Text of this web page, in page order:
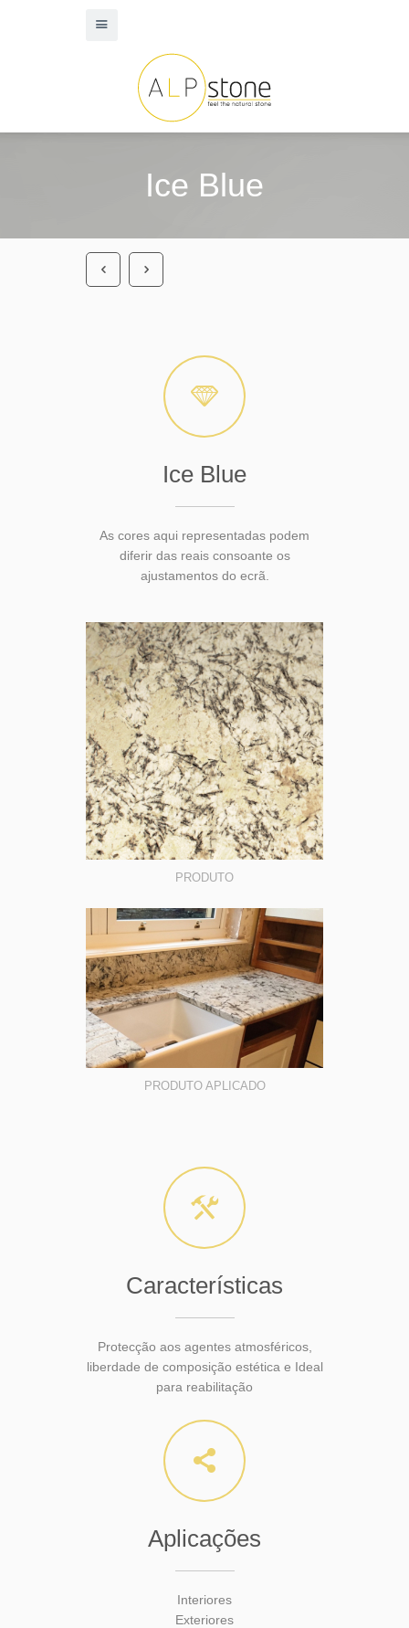
Ice Blue
Ice Blue
As cores aqui representadas podem
diferir das reais consoante os
ajustamentos do ecrã.
PRODUTO
PRODUTO APLICADO
Características
Protecção aos agentes atmosféricos,
liberdade de composição estética e Ideal
para reabilitação
Aplicações
Interiores
Exteriores